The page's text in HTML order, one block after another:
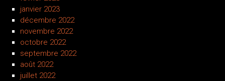
janvier 2023
décembre 2022
novembre 2022
octobre 2022
septembre 2022
août 2022
juillet 2022